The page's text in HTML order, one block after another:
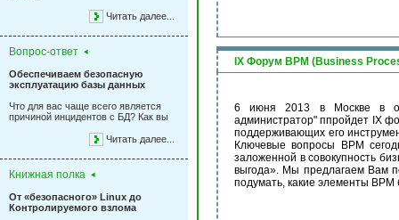
Читать далее...
Вопрос-ответ
Обеспечиваем безопасную
эксплуатацию базы данных
Что для вас чаще всего является
причиной инцидентов с БД? Как вы
Читать далее...
Книжная полка
От «безопасного» Linux до
Контролируемого взлома
IX Форум BPM (Business
6 июня 2013 в Москве в
администратор" ппройдет IX
поддерживающих его
Ключевые вопроcы BPM
заложенной в совокупность
выгода». Мы предлагаем Вам
подумать, какие элементы